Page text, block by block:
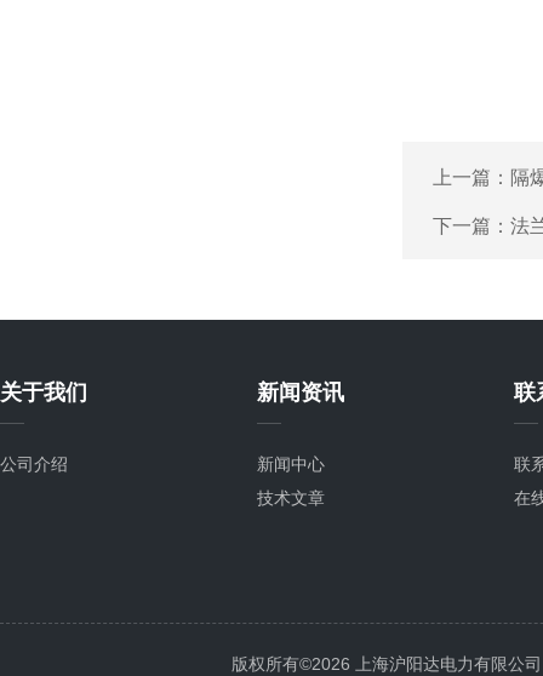
上一篇： 隔
下一篇： 法
关于我们
公司介绍
新闻资讯
新闻中心
技术文章
联
联
在
版权所有©2026 上海沪阳达电力有限公